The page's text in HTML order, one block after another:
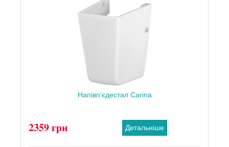
Напівп'єдестал Carina
2359 грн Детальніше